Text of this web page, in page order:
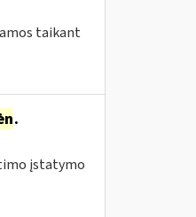
taikant
.
įstatymo